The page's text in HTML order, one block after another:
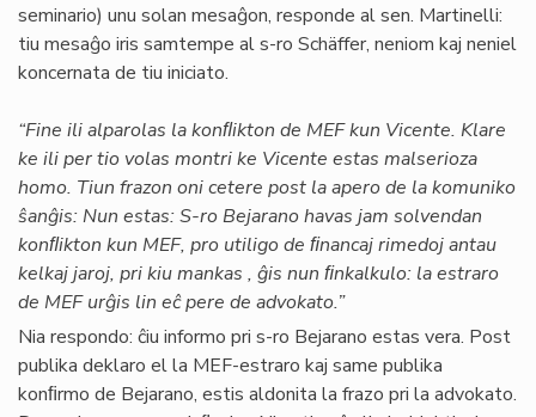
seminario) unu solan mesaĝon, responde al sen. Martinelli:
tiu mesaĝo iris samtempe al s-ro Schäffer, neniom kaj neniel
koncernata de tiu iniciato.
“Fine ili alparolas la konﬂikton de MEF kun Vicente. Klare
ke ili per tio volas montri ke Vicente estas malserioza
homo. Tiun frazon oni cetere post la apero de la komuniko
ŝanĝis: Nun estas: S-ro Bejarano havas jam solvendan
konﬂikton kun MEF, pro utiligo de ﬁnancaj rimedoj antau
kelkaj jaroj, pri kiu mankas , ĝis nun ﬁnkalkulo: la estraro
de MEF urĝis lin eĉ pere de advokato.”
Nia respondo: ĉiu informo pri s-ro Bejarano estas vera. Post
publika deklaro el la MEF-estraro kaj same publika
konﬁrmo de Bejarano, estis aldonita la frazo pri la advokato.